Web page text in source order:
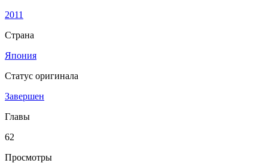
2011
Страна
Япония
Статус оригинала
Завершен
Главы
62
Просмотры